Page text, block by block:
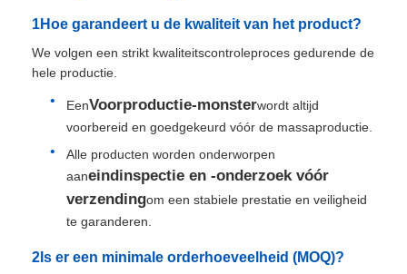
1Hoe garandeert u de kwaliteit van het product?
We volgen een strikt kwaliteitscontroleproces gedurende de
hele productie.
EenVoorproductie-monsterwordt altijd
voorbereid en goedgekeurd vóór de massaproductie.
Alle producten worden onderworpen
aaneindinspectie en -onderzoek vóór
verzendingom een stabiele prestatie en veiligheid
te garanderen.
2Is er een minimale orderhoeveelheid (MOQ)?